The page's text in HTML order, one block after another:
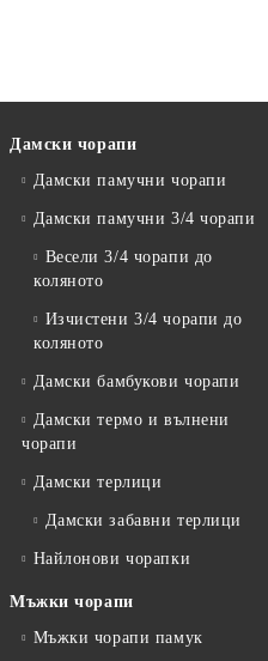
Дамски чорапи
Дамски памучни чорапи
Дамски памучни 3/4 чорапи
Весели 3/4 чорапи до
коляното
Изчистени 3/4 чорапи до
коляното
Дамски бамбукови чорапи
Дамски термо и вълнени
чорапи
Дамски терлици
Дамски забавни терлици
Найлонови чорапки
Мъжки чорапи
Мъжки чорапи памук